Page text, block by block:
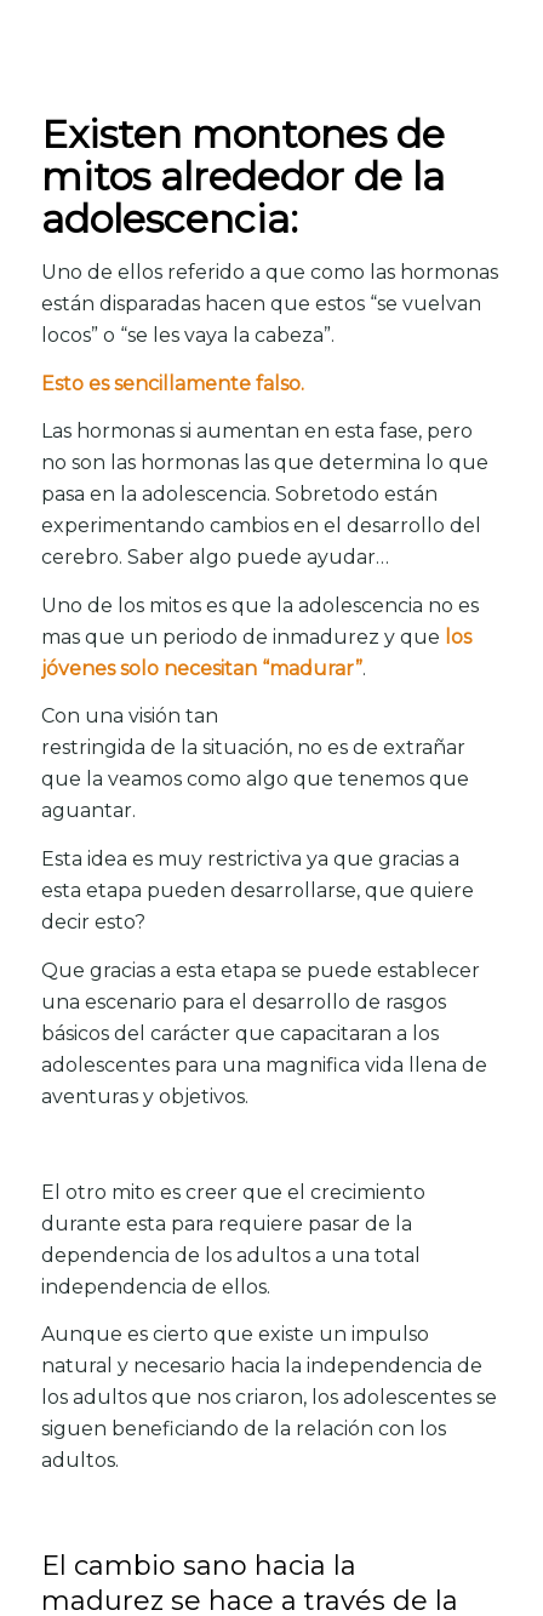
Existen montones de
mitos alrededor de la
adolescencia:
Uno de ellos referido a que como las hormonas
están disparadas hacen que estos “se vuelvan
locos” o “se les vaya la cabeza”.
Esto es sencillamente falso.
Las hormonas si aumentan en esta fase, pero
no son las hormonas las que determina lo que
pasa en la adolescencia. Sobretodo están
experimentando cambios en el desarrollo del
cerebro. Saber algo puede ayudar…
Uno de los mitos es que la adolescencia no es
mas que un periodo de inmadurez y que los
jóvenes solo necesitan “madurar”.
Con una visión tan
restringida de la situación, no es de extrañar
que la veamos como algo que tenemos que
aguantar.
Esta idea es muy restrictiva ya que gracias a
esta etapa pueden desarrollarse, que quiere
decir esto?
Que gracias a esta etapa se puede establecer
una escenario para el desarrollo de rasgos
básicos del carácter que capacitaran a los
adolescentes para una magnifica vida llena de
aventuras y objetivos.
El otro mito es creer que el crecimiento
durante esta para requiere pasar de la
dependencia de los adultos a una total
independencia de ellos.
Aunque es cierto que existe un impulso
natural y necesario hacia la independencia de
los adultos que nos criaron, los adolescentes se
siguen beneficiando de la relación con los
adultos.
El cambio sano hacia la
madurez se hace a través de la